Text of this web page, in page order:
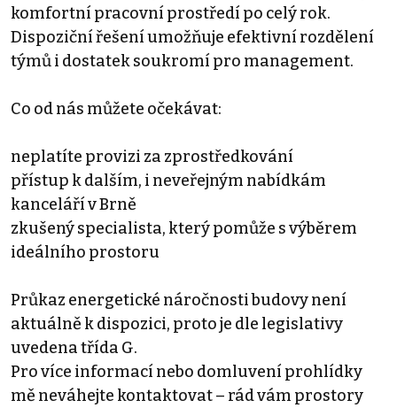
komfortní pracovní prostředí po celý rok.
Dispoziční řešení umožňuje efektivní rozdělení
týmů i dostatek soukromí pro management.
Co od nás můžete očekávat:
neplatíte provizi za zprostředkování
přístup k dalším, i neveřejným nabídkám
kanceláří v Brně
zkušený specialista, který pomůže s výběrem
ideálního prostoru
Průkaz energetické náročnosti budovy není
aktuálně k dispozici, proto je dle legislativy
uvedena třída G.
Pro více informací nebo domluvení prohlídky
mě neváhejte kontaktovat – rád vám prostory